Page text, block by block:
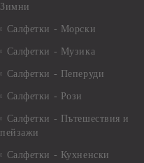
Зимни
Салфетки - Морски
Салфетки - Музика
Салфетки - Пеперуди
Салфетки - Рози
Салфетки - Пътешествия и
пейзажи
Салфетки - Кухненски